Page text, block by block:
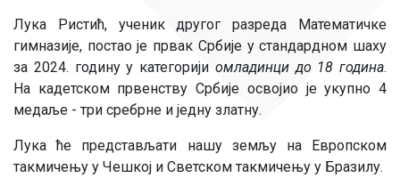
Лука Ристић, ученик другог разреда Математичке
гимназије, постао је првак Србије у стандардном шаху
за 2024. годину у категорији омладинци до 18 година.
На кадетском првенству Србије освојио је укупно 4
медаље - три сребрне и једну златну.
Лука ће представљати нашу земљу на Европском
такмичењу у Чешкој и Светском такмичењу у Бразилу.